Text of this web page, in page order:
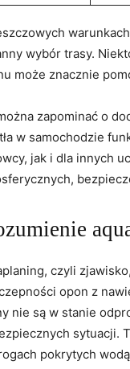
wybór trasy.
może‌ znacznie⁤
zapominać o
w samochodzie​
jak i dla innych
czyli
opon z
nie są w stanie‍
sytuacji.
pokrytych